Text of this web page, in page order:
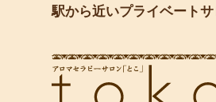
駅から近いプライベート